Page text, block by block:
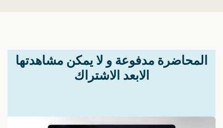
المحاضرة مدفوعة و لا يمكن مشاهدتها
الابعد الاشتراك